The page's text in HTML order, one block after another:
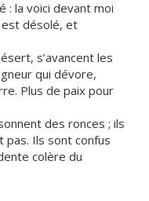
: la voici devant moi
désolé, et
s’avancent les
qui dévore,
Plus de paix pour
des ronces ; ils
pas. Ils sont confus
colère du